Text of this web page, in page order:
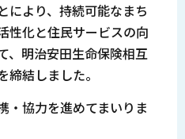
により、持続可能なまち
性化と住民サービスの向
、明治安田生命保険相互
結しました。
・協力を進めてまいりま